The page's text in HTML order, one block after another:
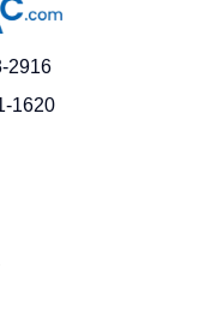
2916
1620